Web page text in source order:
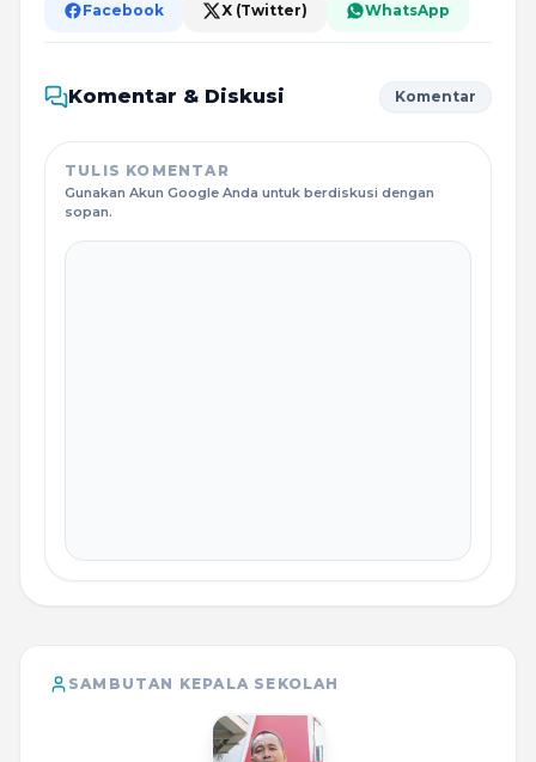
Facebook X (Twitter) WhatsApp
Komentar & Diskusi Komentar
TULIS KOMENTAR
Gunakan Akun Google Anda untuk berdiskusi dengan
sopan.
SAMBUTAN KEPALA SEKOLAH